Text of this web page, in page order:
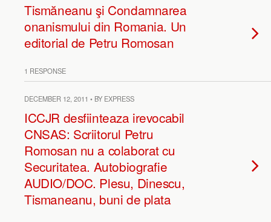
Tismăneanu şi Condamnarea
onanismului din Romania. Un
editorial de Petru Romosan
1 RESPONSE
DECEMBER 12, 2011 • BY EXPRESS
ICCJR desfiinteaza irevocabil
CNSAS: Scriitorul Petru
Romosan nu a colaborat cu
Securitatea. Autobiografie
AUDIO/DOC. Plesu, Dinescu,
Tismaneanu, buni de plata